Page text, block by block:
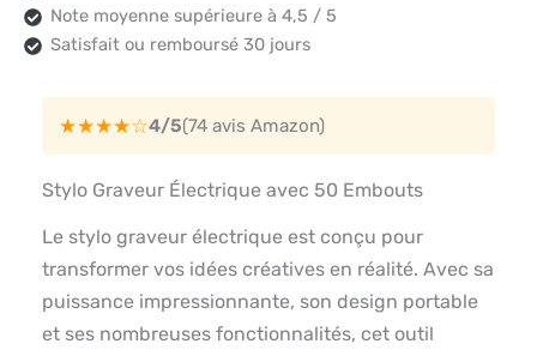
Note moyenne supérieure à 4,5 / 5
Satisfait ou remboursé 30 jours
★★★★☆4/5(74 avis Amazon)
Stylo Graveur Électrique avec 50 Embouts
Le stylo graveur électrique est conçu pour
transformer vos idées créatives en réalité. Avec sa
puissance impressionnante, son design portable
et ses nombreuses fonctionnalités, cet outil